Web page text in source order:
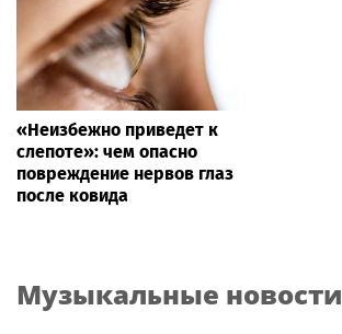
«Неизбежно приведет к
слепоте»: чем опасно
повреждение нервов глаз
после ковида
Музыкальные новости